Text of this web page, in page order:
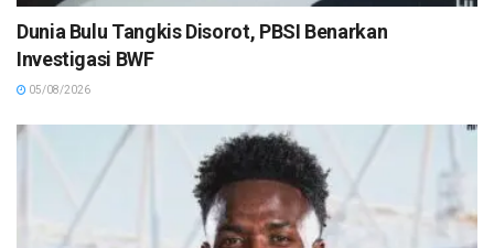
Dunia Bulu Tangkis Disorot, PBSI Benarkan
Investigasi BWF
05/08/2026